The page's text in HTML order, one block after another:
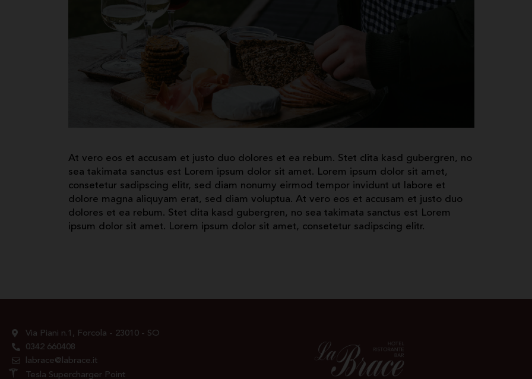
At vero eos et accusam et justo duo dolores et ea rebum. Stet clita kasd gubergren, no
sea takimata sanctus est Lorem ipsum dolor sit amet. Lorem ipsum dolor sit amet,
consetetur sadipscing elitr, sed diam nonumy eirmod tempor invidunt ut labore et
dolore magna aliquyam erat, sed diam voluptua. At vero eos et accusam et justo duo
dolores et ea rebum. Stet clita kasd gubergren, no sea takimata sanctus est Lorem
ipsum dolor sit amet. Lorem ipsum dolor sit amet, consetetur sadipscing elitr.
Via Piani n.1, Forcola - 23010 - SO
0342 660408
labrace@labrace.it
Tesla Supercharger Point